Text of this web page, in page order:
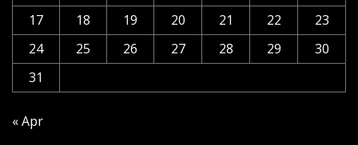
17
18 19 20 21 22
23
24
25 26 27 28 29
30
31
« Apr